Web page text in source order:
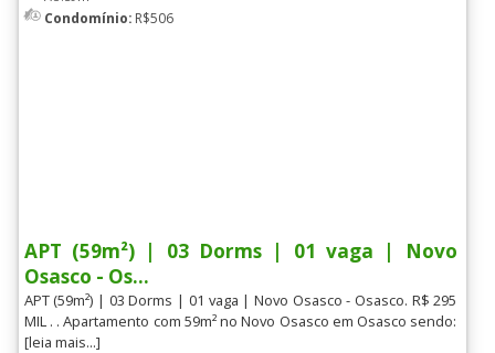
Condomínio: R$506
APT (59m²) | 03 Dorms | 01 vaga | Novo
Osasco - Os...
APT (59m²) | 03 Dorms | 01 vaga | Novo Osasco - Osasco. R$ 295
MIL . . Apartamento com 59m² no Novo Osasco em Osasco sendo:
[leia mais...]